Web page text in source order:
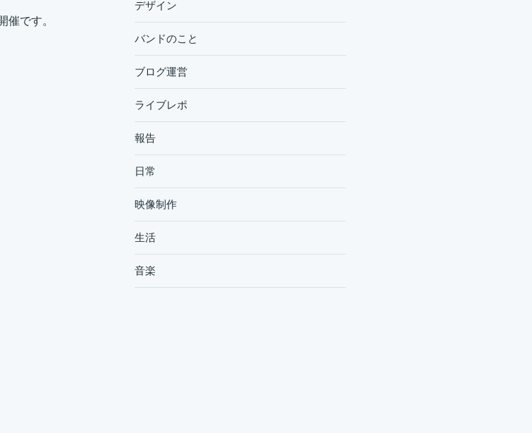
催です。
デザイン
バンドのこと
ブログ運営
ライブレポ
報告
日常
映像制作
生活
音楽